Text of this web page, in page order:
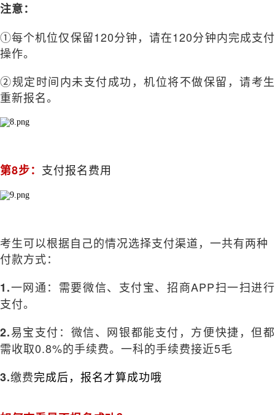
注意：
①每个机位仅保留120分钟，请在120分钟内完成支付
操作。
②规定时间内未支付成功，机位将不做保留，请考生
重新报名。
第8步： 支付报名费用
考生可以根据自己的情况选择支付渠道，一共有两种
付款方式：
1.一网通：需要微信、支付宝、招商APP扫一扫进行
支付。
2.易宝支付：微信、网银都能支付，方便快捷，但都
需收取0.8%的手续费。一科的手续费接近5毛
3.缴费完成后，报名才算成功哦